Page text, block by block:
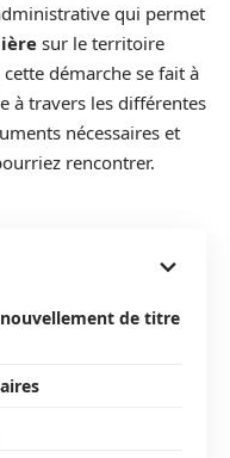
qui permet
sur le territoire
démarche se fait à
à travers les différentes
nécessaires et
rencontrer.
de titre